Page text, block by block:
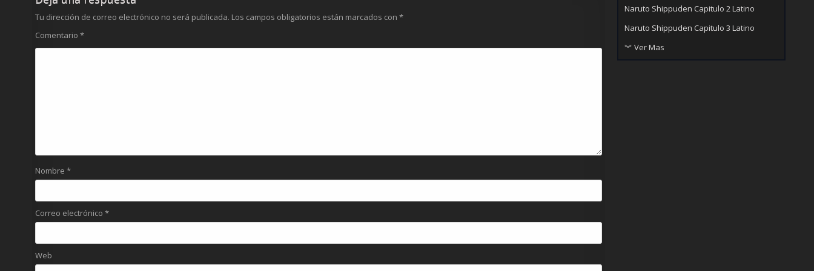
Tu dirección de correo electrónico no será publicada. Los campos obligatorios están marcados con*
Comentario*
Nombre*
Correo electrónico*
Web
Naruto Shippuden Capitulo 2 Latino
Naruto Shippuden Capitulo 3 Latino
︾ Ver Mas